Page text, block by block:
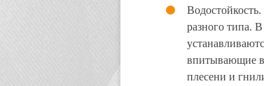
разного типа.
впитывающие
плесени и